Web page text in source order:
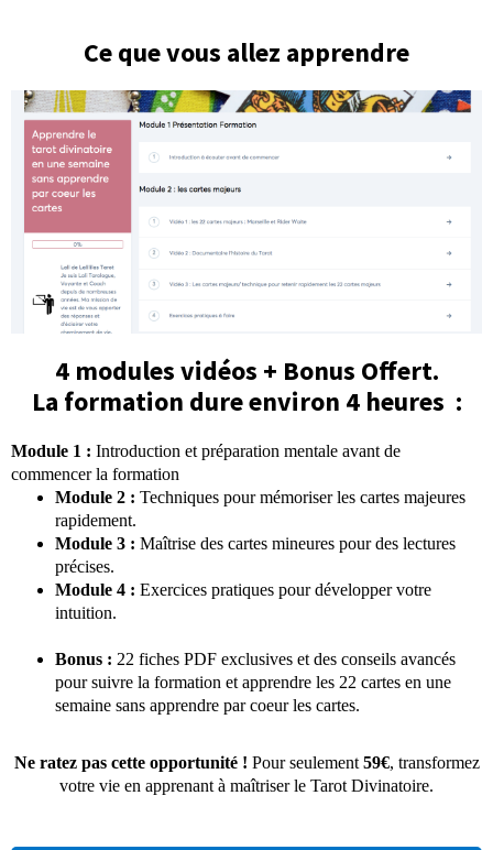
Ce que vous allez apprendre
4 modules vidéos + Bonus Offert.
La formation dure environ 4 heures :
Module 1 : Introduction et préparation mentale avant de
commencer la formation
Module 2 : Techniques pour mémoriser les cartes majeures
rapidement.
Module 3 : Maîtrise des cartes mineures pour des lectures
précises.
Module 4 : Exercices pratiques pour développer votre
intuition.
Bonus : 22 fiches PDF exclusives et des conseils avancés
pour suivre la formation et apprendre les 22 cartes en une
semaine sans apprendre par coeur les cartes.
Ne ratez pas cette opportunité ! Pour seulement 59€, transformez
votre vie en apprenant à maîtriser le Tarot Divinatoire.